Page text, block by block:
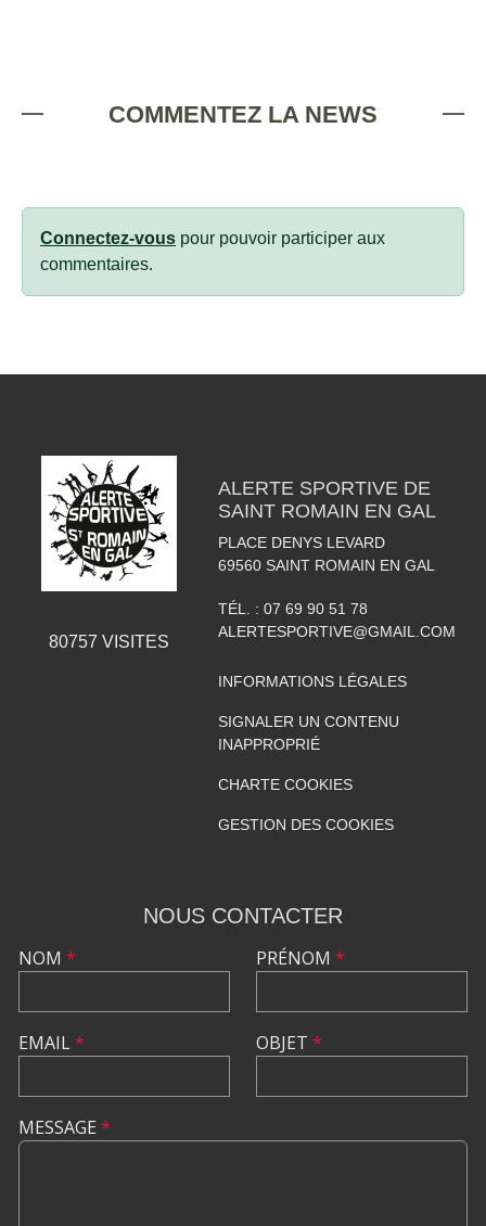
COMMENTEZ LA NEWS
Connectez-vous pour pouvoir participer aux
commentaires.
80757 VISITES
ALERTE SPORTIVE DE
SAINT ROMAIN EN GAL
PLACE DENYS LEVARD
69560 SAINT ROMAIN EN GAL
TÉL. : 07 69 90 51 78
ALERTESPORTIVE@GMAIL.COM
INFORMATIONS LÉGALES
SIGNALER UN CONTENU
INAPPROPRIÉ
CHARTE COOKIES
GESTION DES COOKIES
NOUS CONTACTER
NOM *
EMAIL*
PRÉNOM *
OBJET *
MESSAGE *